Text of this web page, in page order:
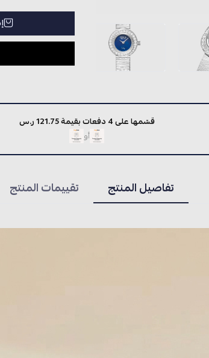
قسّمها على 4 دفعات بقيمة 121.75 ر.س
أو
تفاصيل المنتج تقييمات المنتج